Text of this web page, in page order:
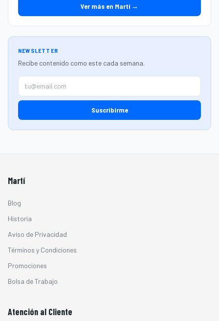
Ver más en Martí →
NEWSLETTER
Recibe contenido como este cada semana.
Suscribirme
Martí
Blog
Historia
Aviso de Privacidad
Términos y Condiciones
Promociones
Bolsa de Trabajo
Atención al Cliente